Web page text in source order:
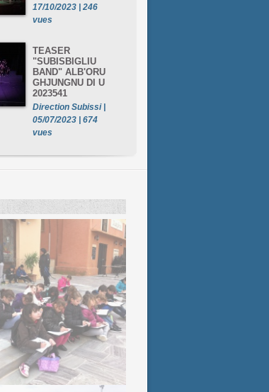
17/10/2023 | 246
vues
TEASER
"SUBISBIGLIU
BAND" ALB'ORU
GHJUNGNU DI U
2023541
Direction Subissi |
05/07/2023 | 674
vues